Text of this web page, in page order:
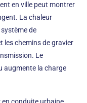
en ville peut montrer
La chaleur
de
les chemins de gravier
Le
augmente la charge